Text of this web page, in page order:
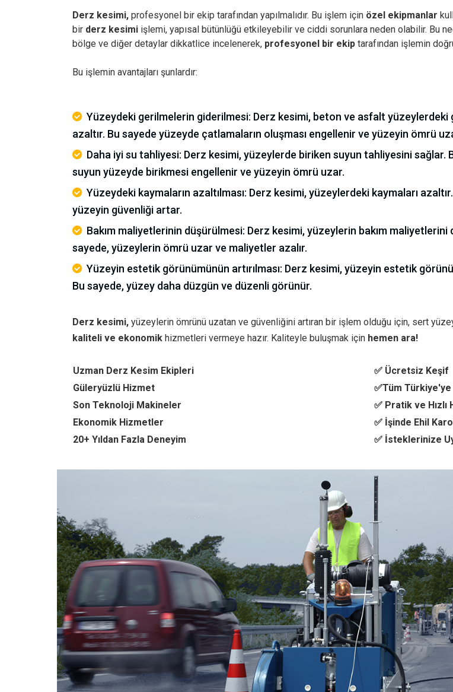
Derz kesimi, profesyonel bir ekip tarafından yapılmalıdır. Bu işlem için özel ekipmanlar
bir derz kesimi işlemi, yapısal bütünlüğü etkileyebilir ve ciddi sorunlara neden olabilir. Bu
bölge ve diğer detaylar dikkatlice incelenerek, profesyonel bir ekip tarafından işlemin
Bu işlemin avantajları şunlardır:
Yüzeydeki gerilmelerin giderilmesi: Derz kesimi, beton ve asfalt yüzeylerdeki
azaltır. Bu sayede yüzeyde çatlamaların oluşması engellenir ve yüzeyin ömrü
Daha iyi su tahliyesi: Derz kesimi, yüzeylerde biriken suyun tahliyesini sağlar.
suyun yüzeyde birikmesi engellenir ve yüzeyin ömrü uzar.
Yüzeydeki kaymaların azaltılması: Derz kesimi, yüzeylerdeki kaymaları
yüzeyin güvenliği artar.
Bakım maliyetlerinin düşürülmesi: Derz kesimi, yüzeylerin bakım maliyetlerini
sayede, yüzeylerin ömrü uzar ve maliyetler azalır.
Yüzeyin estetik görünümünün artırılması: Derz kesimi, yüzeyin estetik
Bu sayede, yüzey daha düzgün ve düzenli görünür.
Derz kesimi, yüzeylerin ömrünü uzatan ve güvenliğini artıran bir işlem olduğu için, sert
kaliteli ve ekonomik hizmetleri vermeye hazır. Kaliteyle buluşmak için hemen ara!
Uzman Derz Kesim Ekipleri
✅ Ücretsiz Keşif
Güleryüzlü Hizmet
✅Tüm
Son Teknoloji Makineler
✅ Pratik ve
Ekonomik Hizmetler
✅ İşinde Ehil
20+ Yıldan Fazla Deneyim
✅ İsteklerinize